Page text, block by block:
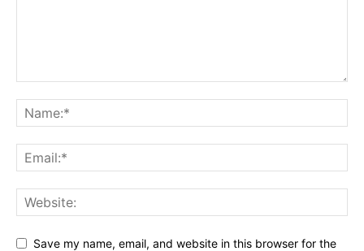
Save my name, email, and website in this browser for the